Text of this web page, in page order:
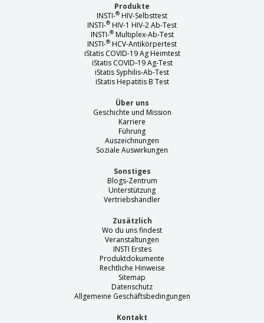
Produkte
INSTI-® HIV-Selbsttest
INSTI-® HIV-1 HIV-2 Ab-Test
INSTI-®Multiplex-Ab-Test
INSTI-® HCV-Antikörpertest
iStatis COVID-19 Ag Heimtest
iStatis COVID-19 Ag-Test
iStatis Syphilis-Ab-Test
iStatis Hepatitis B Test
Über uns
Geschichte und Mission
Karriere
Führung
Auszeichnungen
Soziale Auswirkungen
Sonstiges
Blogs-Zentrum
Unterstützung
Vertriebshändler
Zusätzlich
Wo du uns findest
Veranstaltungen
INSTI Erstes
Produktdokumente
Rechtliche Hinweise
Sitemap
Datenschutz
Allgemeine Geschäftsbedingungen
Kontakt